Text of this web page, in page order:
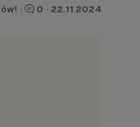
· 0 · 22.11.2024